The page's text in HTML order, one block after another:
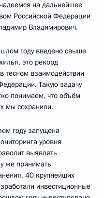
на дальнейшее
Российской Федерации
Владимирович.
году введено свыше
это рекорд
тесном взаимодействии
Такую задачу
понимаем, что объём
мы сохранили.
году запущена
уровня
выявлять
же принимать
40 крупнейших
инвестиционные